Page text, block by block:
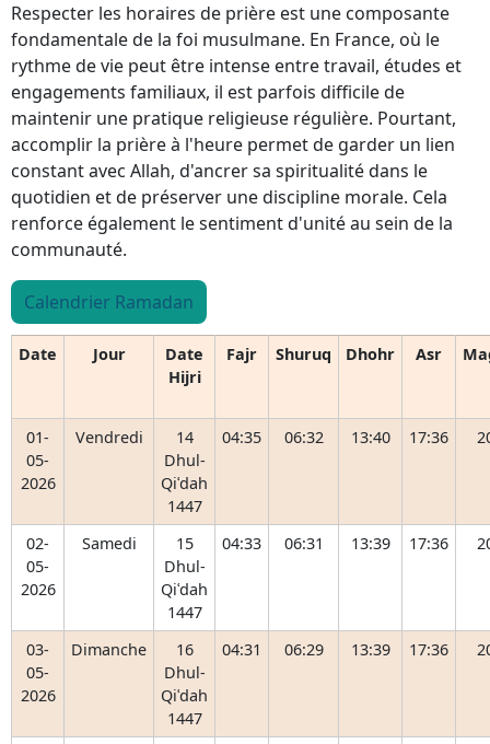
Respecter les horaires de prière est une composante
fondamentale de la foi musulmane. En France, où le
rythme de vie peut être intense entre travail, études et
engagements familiaux, il est parfois difficile de
maintenir une pratique religieuse régulière. Pourtant,
accomplir la prière à l'heure permet de garder un lien
constant avec Allah, d'ancrer sa spiritualité dans le
quotidien et de préserver une discipline morale. Cela
renforce également le sentiment d'unité au sein de la
communauté.
Calendrier Ramadan
Date Jour
Date
Hijri
Fajr Shuruq Dhohr Asr
01-
05-
2026
Vendredi
14
Dhul-
Qiʿdah
1447
04:35 06:32 13:40 17:36
02-
05-
2026
Samedi
15
Dhul-
Qiʿdah
1447
04:33 06:31 13:39 17:36
03-
05-
2026
Dimanche
16
Dhul-
Qiʿdah
1447
04:31 06:29 13:39 17:36